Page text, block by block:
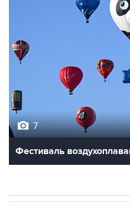
7
Фестиваль